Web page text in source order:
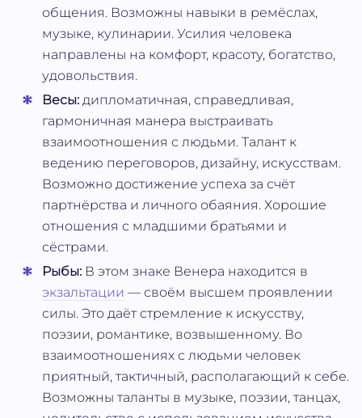
общения. Возможны навыки в ремёслах,
музыке, кулинарии. Усилия человека
направлены на комфорт, красоту, богатство,
удовольствия.
Весы: дипломатичная, справедливая,
гармоничная манера выстраивать
взаимоотношения с людьми. Талант к
ведению переговоров, дизайну, искусствам.
Возможно достижение успеха за счёт
партнёрства и личного обаяния. Хорошие
отношения с младшими братьями и
сёстрами.
Рыбы: В этом знаке Венера находится в
экзальтации — своём высшем проявлении
силы. Это даёт стремление к искусству,
поэзии, романтике, возвышенному. Во
взаимоотношениях с людьми человек
приятный, тактичный, располагающий к себе.
Возможны таланты в музыке, поэзии, танцах,